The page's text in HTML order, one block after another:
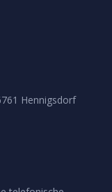
Hennigsdorf